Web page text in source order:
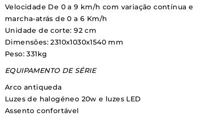
Velocidade De 0 a 9 km/h com variação contínua e
marcha-atrás de 0 a 6 Km/h
Unidade de corte:92 cm
Dimensões: 2310x1030x1540 mm
Peso: 331kg
EQUIPAMENTO DE SÉRIE
Arco antiqueda
Luzes de halogéneo 20w e luzes LED
Assento confortável